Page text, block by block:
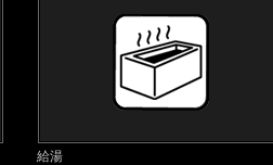
給湯